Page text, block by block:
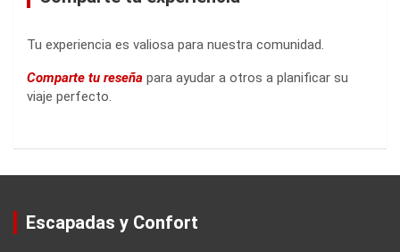
Tu experiencia es valiosa para nuestra comunidad.
Comparte tu reseña para ayudar a otros a planificar su
viaje perfecto.
Escapadas y Confort